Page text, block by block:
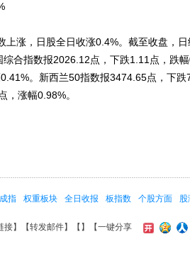
涨，日股全日收涨0.4%。截至收盘，日
合指数报2026.12点，下跌1.11点，跌
。新西兰50指数报3474.65点，下跌
，涨幅0.98%。
指 权重板块 全日收报 板指数 个股方面 股
接】【转发邮件】【 】 【一键分享